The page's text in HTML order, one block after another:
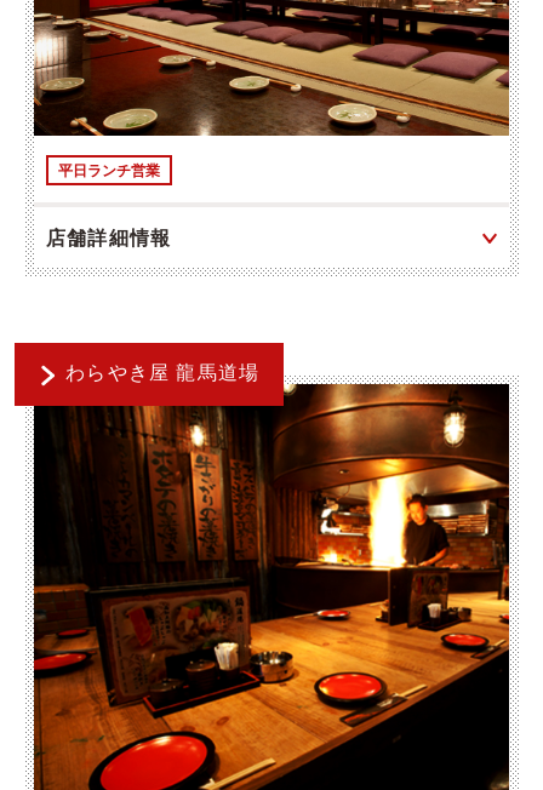
平日ランチ営業
店舗詳細情報
わらやき屋 龍馬道場